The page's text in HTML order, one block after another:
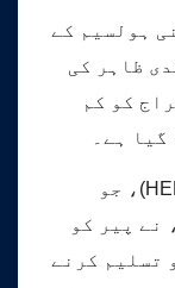
ہولسیم کے
ظاہر کی
کو کم
ہے۔
این جی او سوئس چرچ ایڈ (HEKS/EPER)، جو
نے پیر کو
تسلیم کرنے